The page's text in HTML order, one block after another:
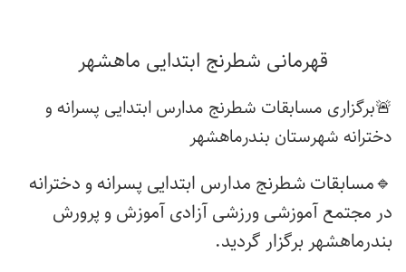
قهرمانی شطرنج ابتدایی ماهشهر
🚨برگزاری مسابقات شطرنج مدارس ابتدایی پسرانه و
دخترانه شهرستان بندرماهشهر
🔹مسابقات شطرنج مدارس ابتدایی پسرانه و دخترانه
در مجتمع آموزشی ورزشی آزادی آموزش و پرورش
بندرماهشهر برگزار گردید.